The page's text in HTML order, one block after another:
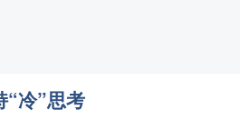
“冷”思考